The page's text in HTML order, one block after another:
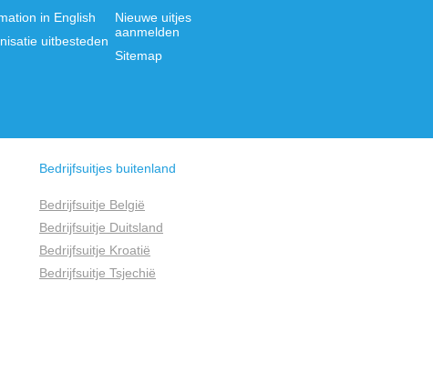
in English
uitbesteden
Nieuwe uitjes
aanmelden
Sitemap
Bedrijfsuitjes buitenland
Bedrijfsuitje België
Bedrijfsuitje Duitsland
Bedrijfsuitje Kroatië
Bedrijfsuitje Tsjechië